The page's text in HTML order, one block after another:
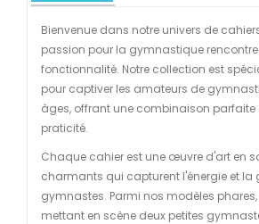
Bienvenue dans notre univers de
passion pour la gymnastique
fonctionnalité. Notre collection est
pour captiver les amateurs de
âges, offrant une combinaison parfaite
praticité.
Chaque cahier est une œuvre d'art en
charmants qui capturent l'énergie et la
gymnastes. Parmi nos modèles
mettant en scène deux petites